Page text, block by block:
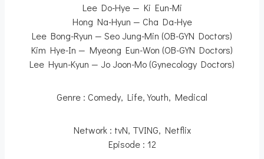
Lee Do-Hye — Ki Eun-Mi
Hong Na-Hyun — Cha Da-Hye
Lee Bong-Ryun — Seo Jung-Min (OB-GYN Doctors)
Kim Hye-In — Myeong Eun-Won (OB-GYN Doctors)
Lee Hyun-Kyun — Jo Joon-Mo (Gynecology Doctors)
Genre : Comedy, Life, Youth, Medical
Network : tvN, TVING, Netflix
Episode : 12